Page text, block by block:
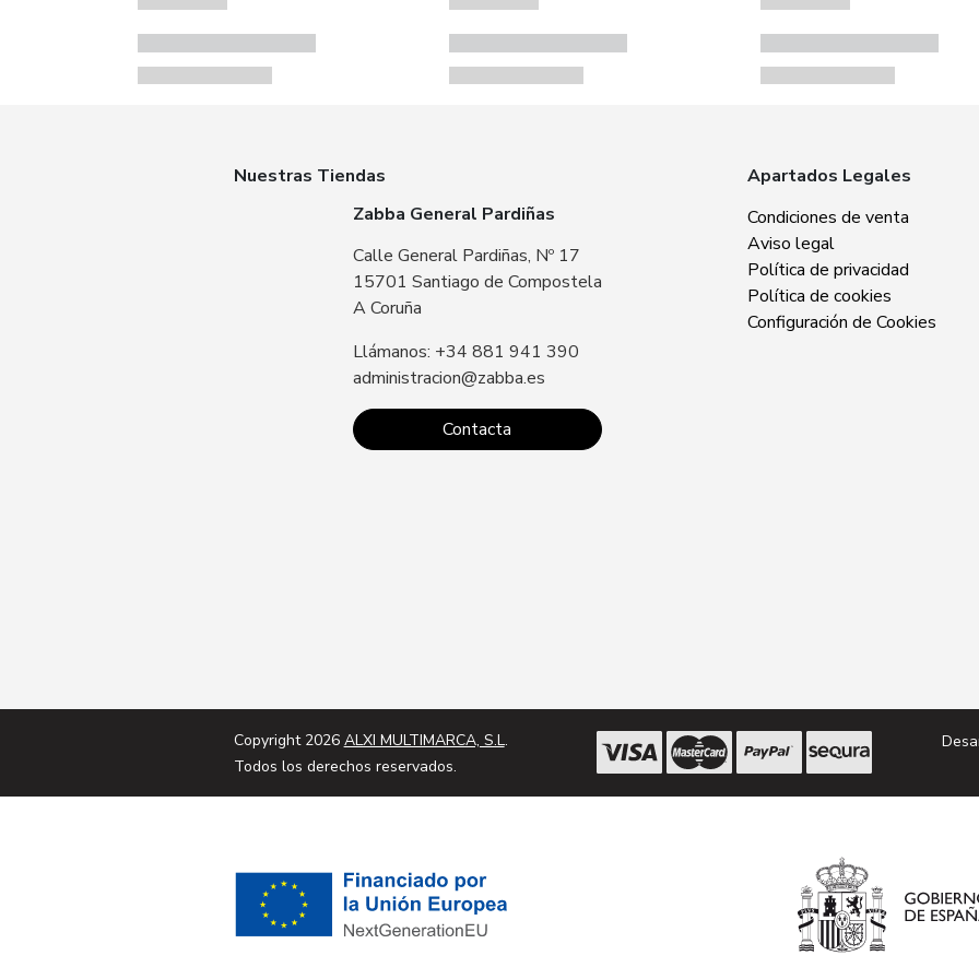
Nuestras Tiendas
Zabba General Pardiñas
Calle General Pardiñas, Nº 17
15701 Santiago de Compostela
A Coruña
Llámanos: +34 881 941 390
administracion@zabba.es
Contacta
Zabba Area
15707 Santiago
Sin especificar
Apartados Legales
Condiciones de venta
Aviso legal
Política de privacidad
Política de cookies
Configuración de Cookies
Copyright 2026 ALXI MULTIMARCA, S.L.
Todos los derechos reservados.